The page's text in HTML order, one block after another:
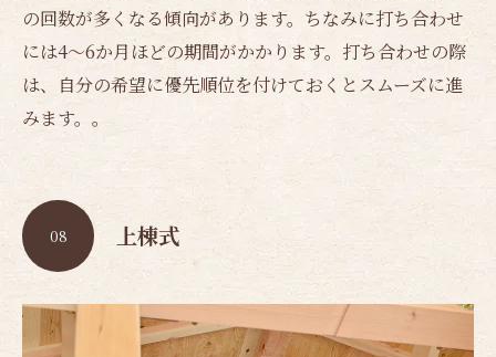
の回数が多くなる傾向があります。ちなみに打ち合わせ
には4～6か月ほどの期間がかかります。打ち合わせの際
は、自分の希望に優先順位を付けておくとスムーズに進
みます。。
上棟式
08